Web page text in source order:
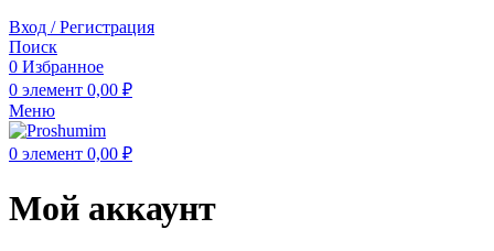
Вход / Регистрация
Поиск
0 Избранное
0 элемент 0,00 ₽
Меню
0 элемент 0,00 ₽
Мой аккаунт